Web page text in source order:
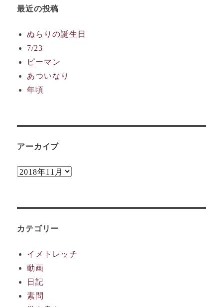
最近の投稿
ぬらりの誕生日
7/23
ピーマン
あついなり
年頃
アーカイブ
ア
ブ
カテゴリー
イメトレッチ
動画
日記
素問